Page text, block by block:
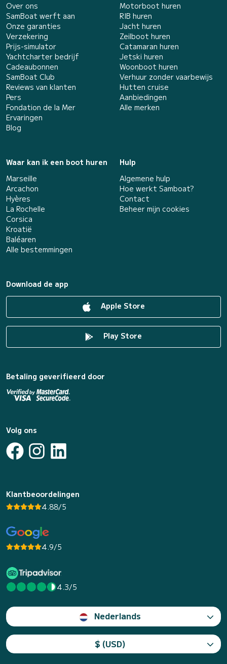
Over ons
SamBoat werft aan
Onze garanties
Verzekering
Prijs-simulator
Yachtcharter bedrijf
Cadeaubonnen
SamBoat Club
Reviews van klanten
Pers
Fondation de la Mer
Ervaringen
Blog
Motorboot huren
RIB huren
Jacht huren
Zeilboot huren
Catamaran huren
Jetski huren
Woonboot huren
Verhuur zonder vaarbewijs
Hutten cruise
Aanbiedingen
Alle merken
Waar kan ik een boot huren
Marseille
Arcachon
Hyères
La Rochelle
Corsica
Kroatië
Baléaren
Alle bestemmingen
Hulp
Algemene hulp
Hoe werkt Samboat?
Contact
Beheer mijn cookies
Download de app
Apple Store
Play Store
Betaling geverifieerd door
Volg ons
Klantbeoordelingen
4.88/5
4.9/5
4.3/5
Nederlands
$ (USD)